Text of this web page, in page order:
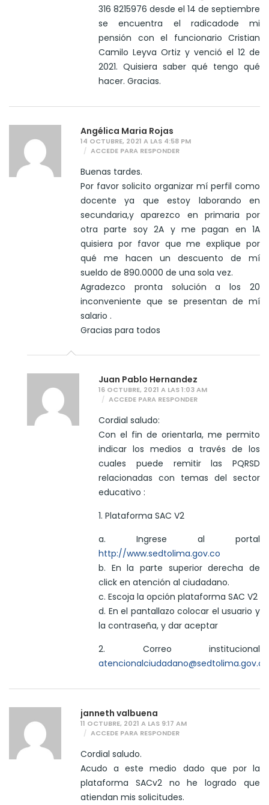
316 8215976 desde el 14 de septiembre
se encuentra el radicadode mi
pensión con el funcionario Cristian
Camilo Leyva Ortiz y venció el 12 de
2021. Quisiera saber qué tengo qué
hacer. Gracias.
Angélica Maria Rojas
14 OCTUBRE, 2021 A LAS 4:58 PM
ACCEDE PARA RESPONDER
Buenas tardes.
Por favor solicito organizar mí perfil como
docente ya que estoy laborando en
secundaria,y aparezco en primaria por
otra parte soy 2A y me pagan en 1A
quisiera por favor que me explique por
qué me hacen un descuento de mí
sueldo de 890.0000 de una sola vez.
Agradezco pronta solución a los 20
inconveniente que se presentan de mí
salario .
Gracias para todos
Juan Pablo Hernandez
16 OCTUBRE, 2021 A LAS 1:03 AM
ACCEDE PARA RESPONDER
Cordial saludo:
Con el fin de orientarla, me permito
indicar los medios a través de los
cuales puede remitir las PQRSD
relacionadas con temas del sector
educativo :
1. Plataforma SAC V2
a. Ingrese al portal
http://www.sedtolima.gov.co
b. En la parte superior derecha de
click en atención al ciudadano.
c. Escoja la opción plataforma SAC V2
d. En el pantallazo colocar el usuario y
la contraseña, y dar aceptar
2. Correo institucional
atencionalciudadano@sedtolima.gov.co
janneth valbuena
11 OCTUBRE, 2021 A LAS 9:17 AM
ACCEDE PARA RESPONDER
Cordial saludo.
Acudo a este medio dado que por la
plataforma SACv2 no he logrado que
atiendan mis solicitudes.